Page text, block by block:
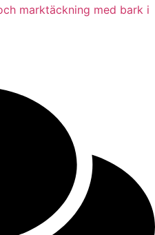
marktäckning med bark i